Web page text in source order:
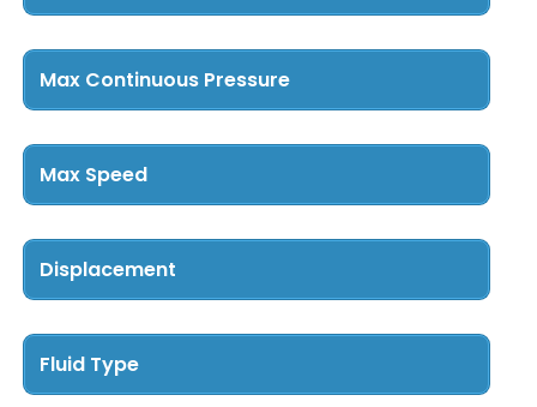
PFBA(6)
PFBK(4)
PFCM(4)
PFCS(2)
Max Continuous Pressure
Below 501 Bar(5)
501 Bar – 700 Bar
701 Bar – 1000 Bar(6)
Max Speed
Below 2000 RPM(15)
2000 – 3000 RPM
Displacement
Below 50 cc/rev(8)
50 – 99 cc/rev
100 – 150 cc/rev(3)
Fluid Type